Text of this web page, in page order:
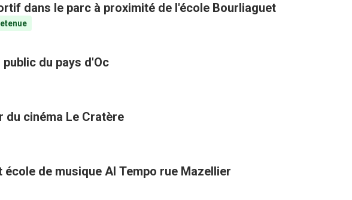
dans le parc à proximité de l'école Bourliaguet
du pays d'Oc
du cinéma Le Cratère
de musique Al Tempo rue Mazellier